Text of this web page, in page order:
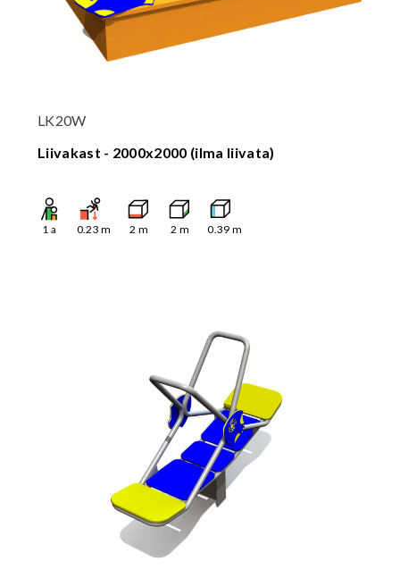
LK20W
Liivakast - 2000x2000 (ilma liivata)
1 a 0.23 m 2 m 2 m 0.39 m